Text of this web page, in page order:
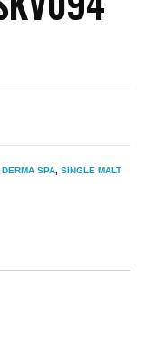
SPA, SINGLE MALT